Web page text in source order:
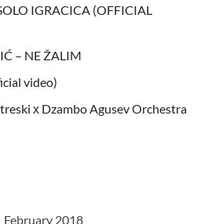
IGRACICA (OFFICIAL
– NE ŽALIM
video)
х Dzambo Agusev Orchestra
February 2018